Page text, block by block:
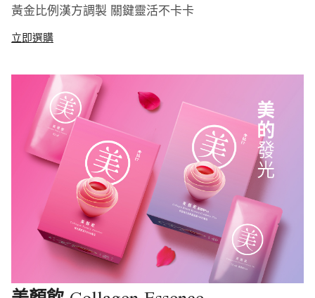
黃金比例漢方調製 關鍵靈活不卡卡
立即選購